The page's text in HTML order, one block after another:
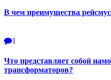
В чем преимущества
1
Что представляет собой
трансформаторов?